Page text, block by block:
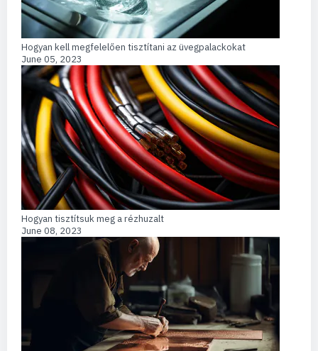
Hogyan kell megfelelően tisztítani az üvegpalackokat
June 05, 2023
Hogyan tisztítsuk meg a rézhuzalt
June 08, 2023